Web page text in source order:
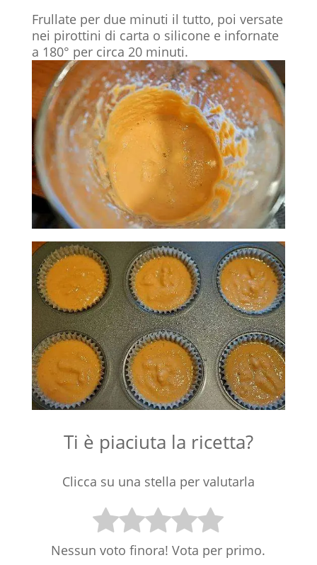
Frullate per due minuti il tutto, poi versate
nei pirottini di carta o silicone e infornate
a 180° per circa 20 minuti.
Ti è piaciuta la ricetta?
Clicca su una stella per valutarla
Nessun voto finora! Vota per primo.